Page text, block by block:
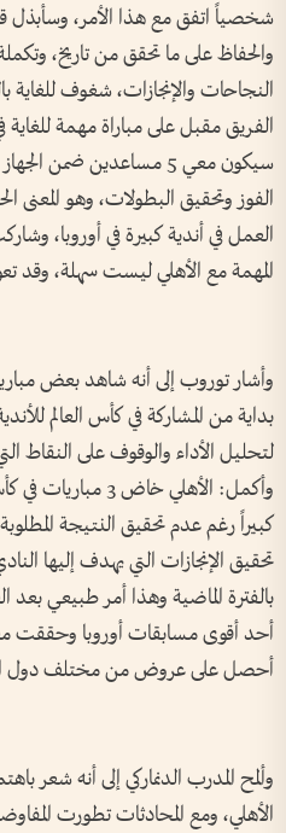
شخصياً اتفق مع هذا الأمر،
والحفاظ على ما تحقق من تاريخ،
النجاحات والإنجازات، شغوف للغاية
الفريق مقبل على مباراة مهمة
سيكون معي 5 مساعدين ضمن
الفوز وتحقيق البطولات، وهو المعنى
العمل في أندية كبيرة في أوروبا،
المهمة مع الأهلي ليست سهلة،
وأشار توروب إلى أنه شاهد بعض
بداية من المشاركة في كأس العالم
لتحليل الأداء والوقوف على النقاط
وأكمل: الأهلي خاض
كبيراً رغم عدم تحقيق النتيجة
تحقيق الإنجازات التي يهدف إليها
بالفترة الماضية وهذا أمر طبيعي بعد
أحد أقوى مسابقات أوروبا وحققت
أحصل على عروض من مختلف دول
وألمح المدرب الدنماركي إلى أنه شعر
الأهلي، ومع المحادثات تطورت